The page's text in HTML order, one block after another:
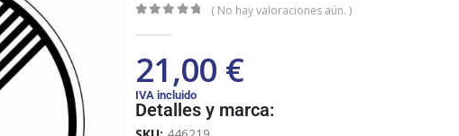
( No hay valoraciones aún. )
21,00 €
IVA incluido
Detalles y marca: